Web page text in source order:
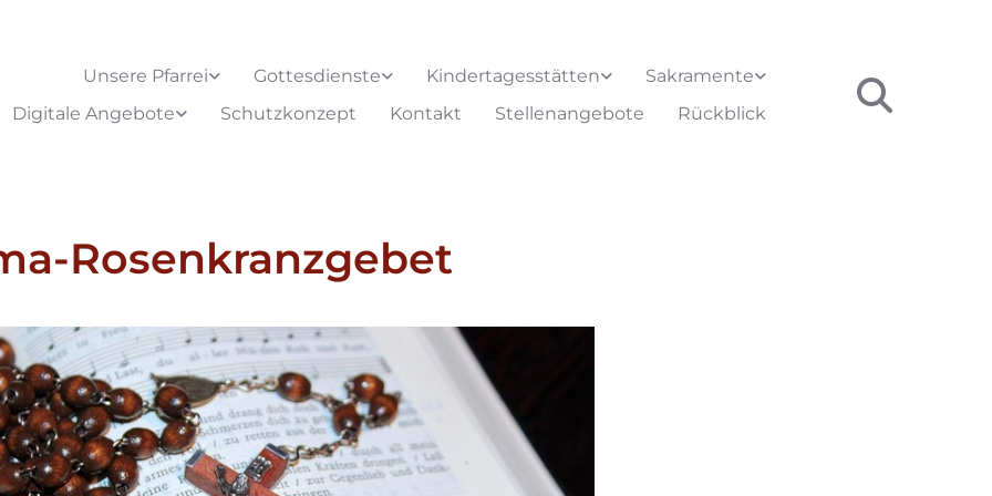
Unsere Pfarrei Gottesdienste Kindertagesstätten
Sakramente
Digitale Angebote
Schutzkonzept Kontakt Stellenangebote Rückblick
Rosenkranzgebet